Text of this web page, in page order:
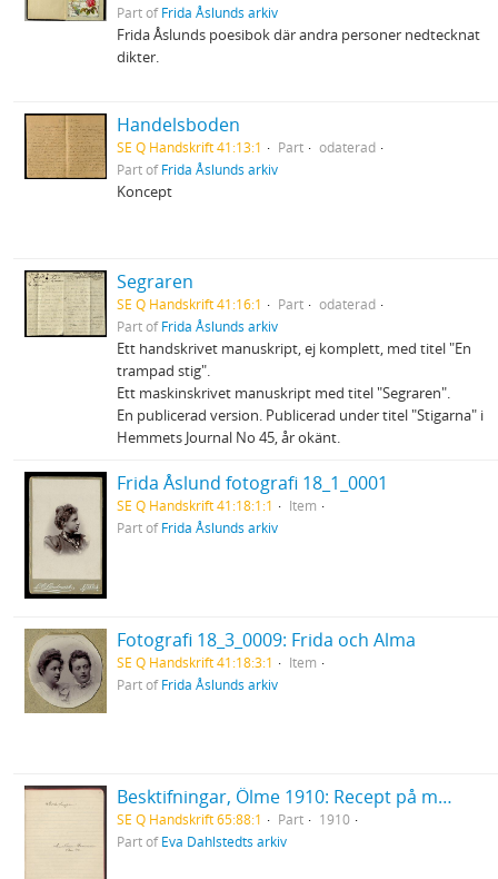
Part ofFrida Åslunds arkiv
Frida Åslunds poesibok där andra personer nedtecknat
dikter.
Handelsboden
SE Q Handskrift 41:13:1 Part
odaterad
Part ofFrida Åslunds arkiv
Koncept
Segraren
SE Q Handskrift 41:16:1 Part
odaterad
Part ofFrida Åslunds arkiv
Ett handskrivet manuskript, ej komplett, med titel "En
trampad stig".
Ett maskinskrivet manuskript med titel "Segraren".
En publicerad version. Publicerad under titel "Stigarna" i
Hemmets Journal No 45, år okänt.
Frida Åslund fotografi 18_1_0001
SE Q Handskrift 41:18:1:1
Item
Part ofFrida Åslunds arkiv
Fotografi 18_3_0009: Frida och Alma
SE Q Handskrift 41:18:3:1
Item
Part ofFrida Åslunds arkiv
Besktifningar, Ölme 1910: Recept på maträtter
SE Q Handskrift 65:88:1 Part
1910
Part ofEva Dahlstedts arkiv